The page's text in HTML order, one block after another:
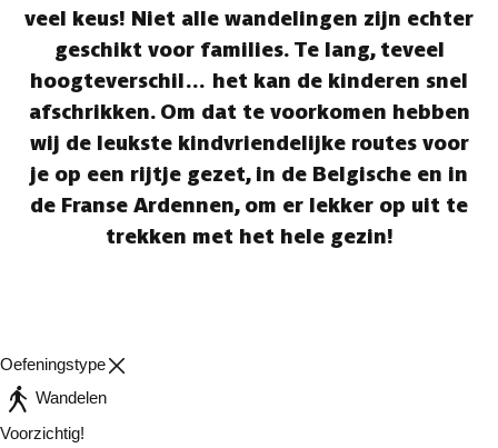
veel keus! Niet alle wandelingen zijn echter
geschikt voor families. Te lang, teveel
hoogteverschil… het kan de kinderen snel
afschrikken. Om dat te voorkomen hebben
wij de leukste kindvriendelijke routes voor
je op een rijtje gezet, in de Belgische en in
de Franse Ardennen, om er lekker op uit te
trekken met het hele gezin!
Oefeningstype
Wandelen
Voorzichtig!